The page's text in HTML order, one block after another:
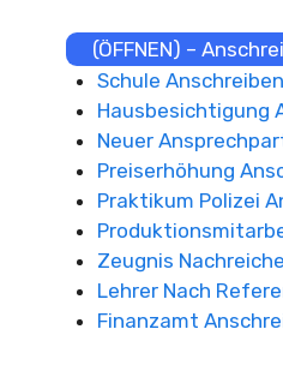
(ÖFFNEN) –
Schule Anschreiben
Hausbesichtigung
Neuer
Preiserhöhung
Praktikum Polizei
Zeugnis
Lehrer Nach
Finanzamt